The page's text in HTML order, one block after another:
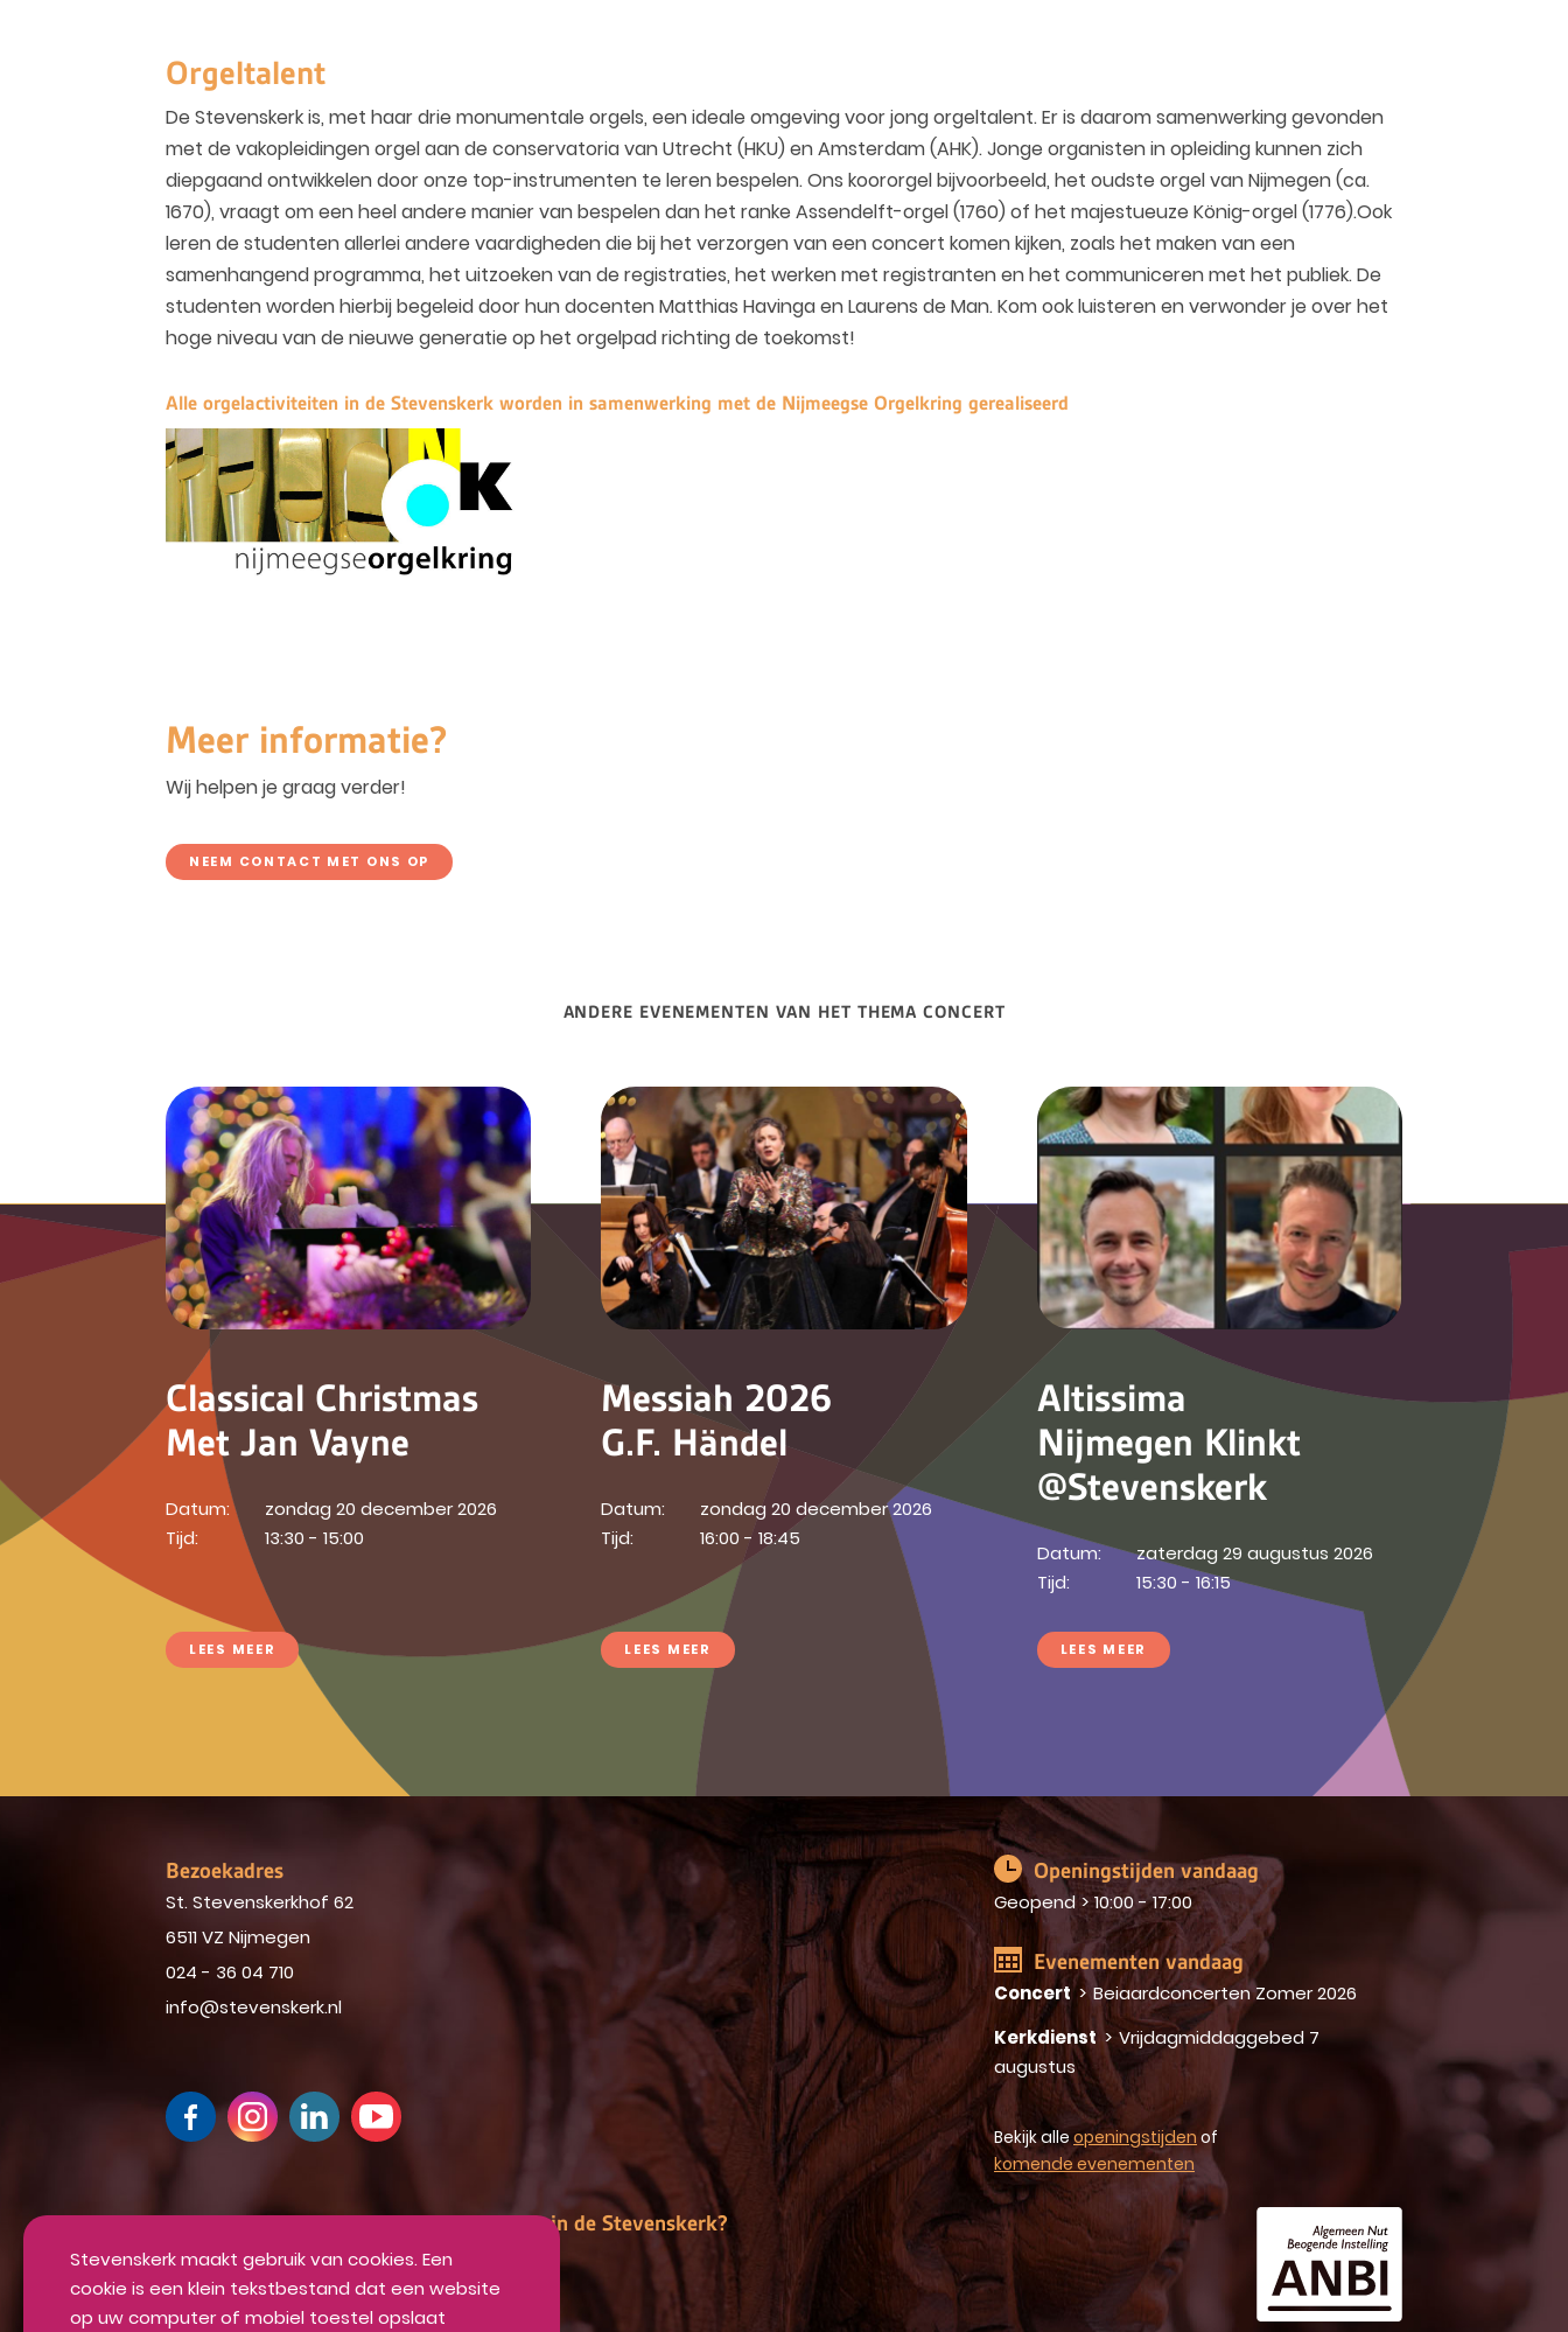
Orgeltalent
De Stevenskerk is, met haar drie monumentale orgels, een ideale omgeving voor jong orgeltalent. Er is daarom samenwerking gevonden
met de vakopleidingen orgel aan de conservatoria van Utrecht (HKU) en Amsterdam (AHK). Jonge organisten in opleiding kunnen zich
diepgaand ontwikkelen door onze top-instrumenten te leren bespelen. Ons koororgel bijvoorbeeld, het oudste orgel van Nijmegen (ca.
1670), vraagt om een heel andere manier van bespelen dan het ranke Assendelft-orgel (1760) of het majestueuze König-orgel (1776).Ook
leren de studenten allerlei andere vaardigheden die bij het verzorgen van een concert komen kijken, zoals het maken van een
samenhangend programma, het uitzoeken van de registraties, het werken met registranten en het communiceren met het publiek. De
studenten worden hierbij begeleid door hun docenten Matthias Havinga en Laurens de Man. Kom ook luisteren en verwonder je over het
hoge niveau van de nieuwe generatie op het orgelpad richting de toekomst!
Alle orgelactiviteiten in de Stevenskerk worden in samenwerking met de Nijmeegse Orgelkring gerealiseerd
Meer informatie?
Wij helpen je graag verder!
NEEM CONTACT MET ONS OP
ANDERE EVENEMENTEN VAN HET THEMA CONCERT
Classical Christmas
Met Jan Vayne
Datum:
Tijd:
zondag 20 december 2026
13:30 - 15:00
LEES MEER
Messiah 2026
G.F. Händel
Datum:
Tijd:
zondag 20 december 2026
16:00 - 18:45
LEES MEER
Altissima
Nijmegen Klinkt
@Stevenskerk
Datum:
Tijd:
zaterdag 29 augustus 2026
15:30 - 16:15
LEES MEER
Bezoekadres
St. Stevenskerkhof 62
6511 VZ Nijmegen
024 - 36 04 710
info@stevenskerk.nl
Openingstijden vandaag
Geopend > 10:00 - 17:00
Evenementen vandaag
Concert > Beiaardconcerten Zomer 2026
Kerkdienst > Vrijdagmiddaggebed 7
augustus
Bekijk alleopeningstijden of
komende evenementen
Up-to-date blijven van alle mooie dingen in de Stevenskerk?
Inschrijven voor onze nieuwsbrief
Stevenskerk maakt gebruik van cookies. Een
cookie is een klein tekstbestand dat een website
op uw computer of mobiel toestel opslaat